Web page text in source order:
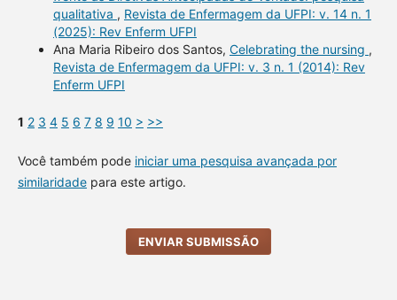
qualitativa , Revista de Enfermagem da UFPI: v. 14 n. 1
(2025): Rev Enferm UFPI
Ana Maria Ribeiro dos Santos, Celebrating the nursing ,
Revista de Enfermagem da UFPI: v. 3 n. 1 (2014): Rev
Enferm UFPI
1 2 3 4 5 6 7 8 9 10 > >>
Você também pode iniciar uma pesquisa avançada por
similaridadepara este artigo.
ENVIAR SUBMISSÃO